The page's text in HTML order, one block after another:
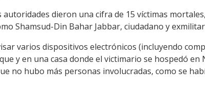
autoridades dieron una cifra de 15 víctimas
Shamsud-Din Bahar Jabbar, ciudadano y
varios dispositivos electrónicos (incluyendo
y en una casa donde el victimario se hospedó
no hubo más personas involucradas, como se